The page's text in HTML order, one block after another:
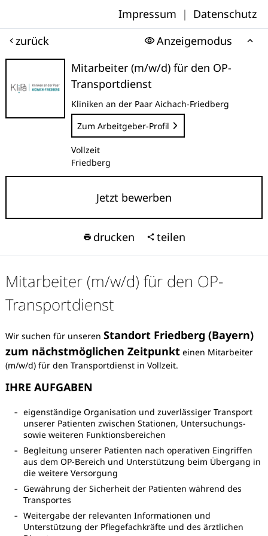
Impressum | Datenschutz
zurück
Anzeigemodus
Mitarbeiter (m/w/d) für den OP-
Transportdienst
Kliniken an der Paar Aichach-Friedberg
Zum Arbeitgeber-Profil
Vollzeit
Friedberg
Jetzt bewerben
drucken teilen
Mitarbeiter (m/w/d) für den OP-
Transportdienst
Wir suchen für unseren Standort Friedberg (Bayern)
zum nächstmöglichen Zeitpunkteinen Mitarbeiter
(m/w/d) für den Transportdienst in Vollzeit.
IHRE AUFGABEN
eigenständige Organisation und zuverlässiger Transport
unserer Patienten zwischen Stationen, Untersuchungs-
sowie weiteren Funktionsbereichen
Begleitung unserer Patienten nach operativen Eingriffen
aus dem OP-Bereich und Unterstützung beim Übergang in
die weitere Versorgung
Gewährung der Sicherheit der Patienten während des
Transportes
Weitergabe der relevanten Informationen und
Unterstützung der Pflegefachkräfte und des ärztlichen